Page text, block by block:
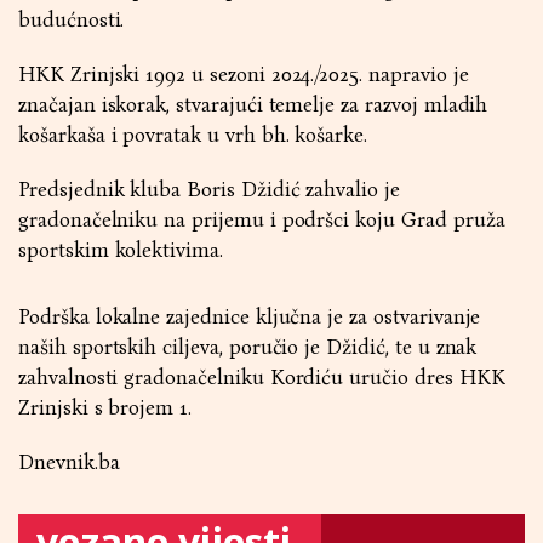
budućnosti.
HKK Zrinjski 1992 u sezoni 2024./2025. napravio je
značajan iskorak, stvarajući temelje za razvoj mladih
košarkaša i povratak u vrh bh. košarke.
Predsjednik kluba Boris Džidić zahvalio je
gradonačelniku na prijemu i podršci koju Grad pruža
sportskim kolektivima.
Podrška lokalne zajednice ključna je za ostvarivanje
naših sportskih ciljeva, poručio je Džidić, te u znak
zahvalnosti gradonačelniku Kordiću uručio dres HKK
Zrinjski s brojem 1.
Dnevnik.ba